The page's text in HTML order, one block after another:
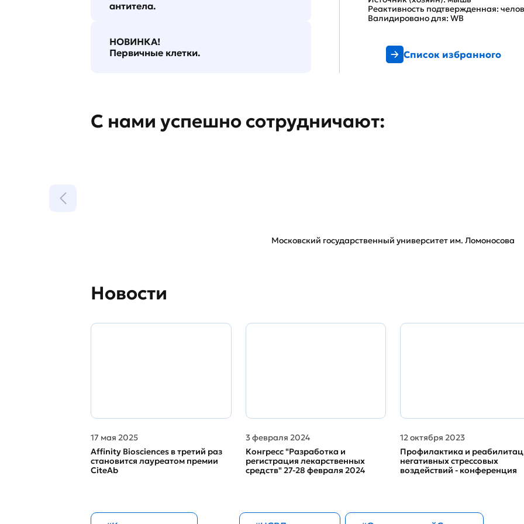
антитела.
НОВИНКА!
Первичные клетки.
Реактивность подтвержденная:
Валидировано для: WB
Список избранного
С нами успешно сотрудничают:
Московский государственный университет им. Ломоносова
Новости
17 мая 2025
Affinity Biosciences в третий раз
становится лауреатом премии
CiteAb
3 февраля 2024
Конгресс "Разработка и
регистрация лекарственных
средств" 27-28 февраля 2024
12 октября 2023
Профилактика и
негативных стрессовых
воздействий - конференция